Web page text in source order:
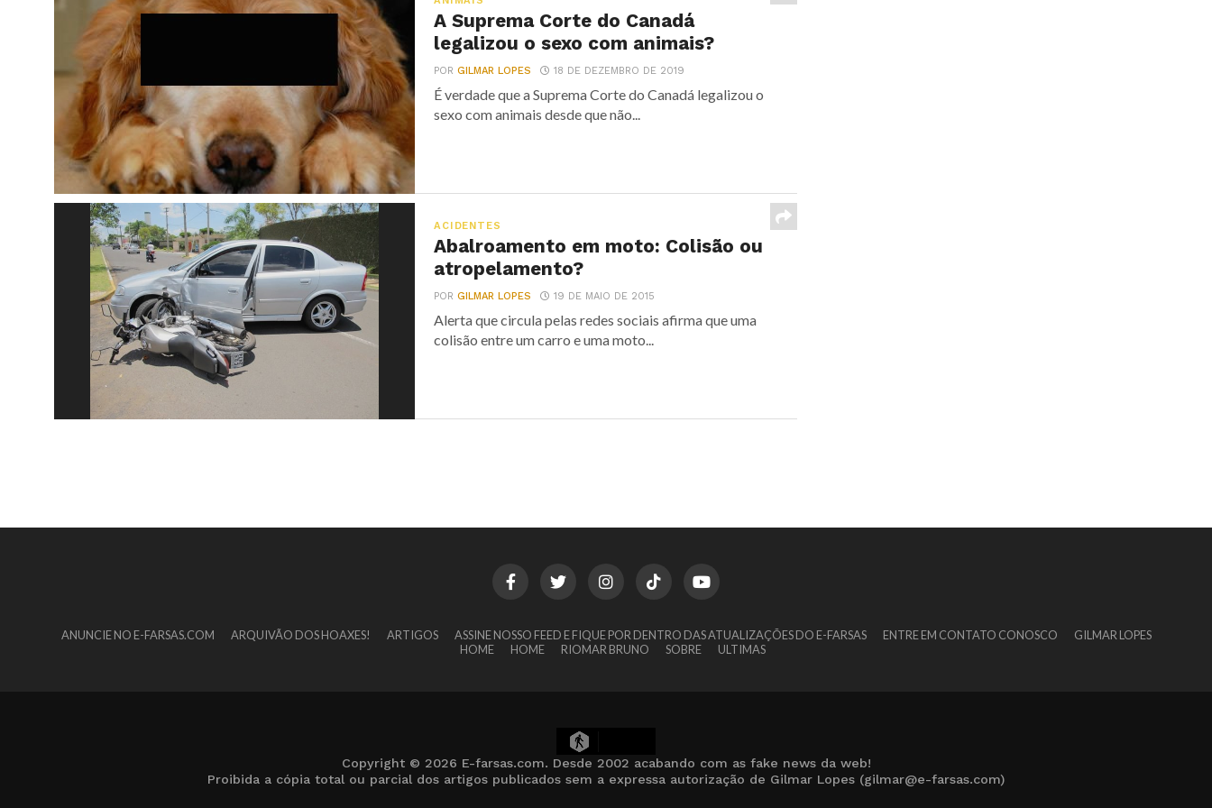
A Suprema Corte do Canadá
legalizou o sexo com animais?
PORGILMAR LOPES 18 DE DEZEMBRO DE 2019
É verdade que a Suprema Corte do Canadá legalizou o
sexo com animais desde que não...
ACIDENTES
Abalroamento em moto: Colisão ou
atropelamento?
PORGILMAR LOPES 19 DE MAIO DE 2015
Alerta que circula pelas redes sociais afirma que uma
colisão entre um carro e uma moto...
ANUNCIE NO E-FARSAS.COM ARQUIVÃO DOS HOAXES! ARTIGOS ASSINE NOSSO FEED E FIQUE POR DENTRO DAS ATUALIZAÇÕES DO E-FARSAS ENTRE EM CONTATO CONOSCO
GILMAR LOPES
HOME
HOME RIOMAR BRUNO SOBRE ULTIMAS
Copyright © 2026 E-farsas.com. Desde 2002 acabando com as fake news da web!
Proibida a cópia total ou parcial dos artigos publicados sem a expressa autorização de Gilmar Lopes (gilmar@e-farsas.com)